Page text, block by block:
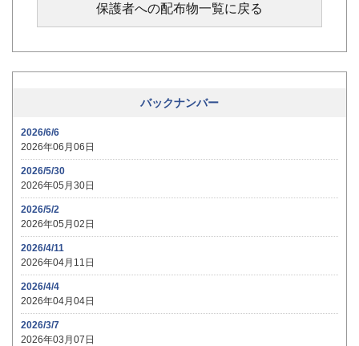
保護者への配布物一覧に戻る
バックナンバー
2026/6/6
2026年06月06日
2026/5/30
2026年05月30日
2026/5/2
2026年05月02日
2026/4/11
2026年04月11日
2026/4/4
2026年04月04日
2026/3/7
2026年03月07日